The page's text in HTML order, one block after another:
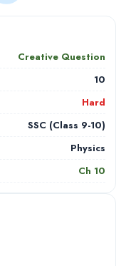
Creative Question
10
Hard
SSC (Class 9-10)
Physics
Ch 10